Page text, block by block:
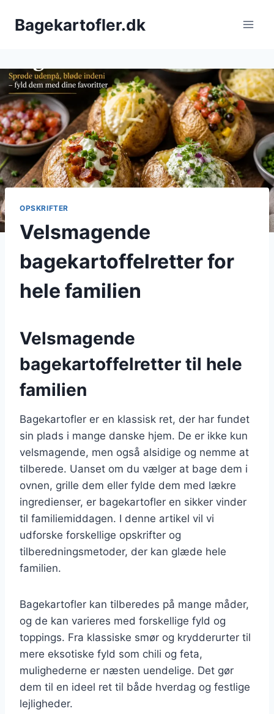
Bagekartofler.dk
OPSKRIFTER
Velsmagende
bagekartoffelretter for
hele familien
Velsmagende
bagekartoffelretter til hele
familien
Bagekartofler er en klassisk ret, der har fundet
sin plads i mange danske hjem. De er ikke kun
velsmagende, men også alsidige og nemme at
tilberede. Uanset om du vælger at bage dem i
ovnen, grille dem eller fylde dem med lækre
ingredienser, er bagekartofler en sikker vinder
til familiemiddagen. I denne artikel vil vi
udforske forskellige opskrifter og
tilberedningsmetoder, der kan glæde hele
familien.
Bagekartofler kan tilberedes på mange måder,
og de kan varieres med forskellige fyld og
toppings. Fra klassiske smør og krydderurter til
mere eksotiske fyld som chili og feta,
mulighederne er næsten uendelige. Det gør
dem til en ideel ret til både hverdag og festlige
lejligheder.